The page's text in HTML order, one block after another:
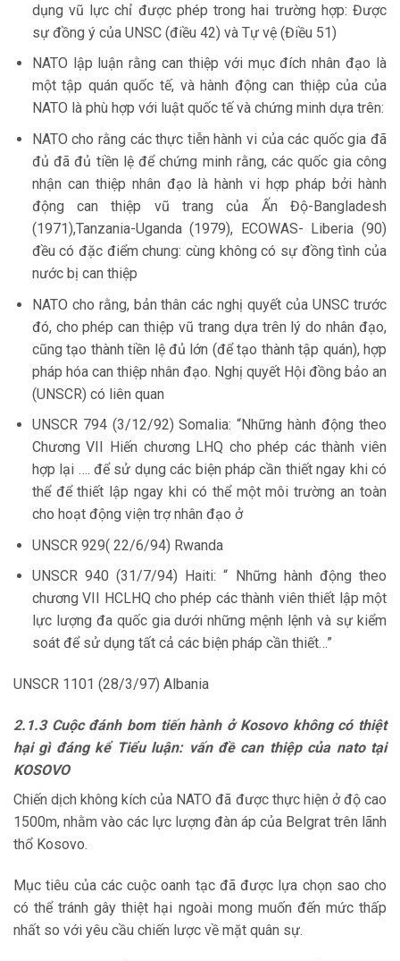
dụng vũ lực chỉ được phép trong hai trường hợp: Được
sự đồng ý của UNSC (điều 42) và Tự vệ (Điều 51)
NATO lập luận rằng can thiệp với mục đích nhân đạo là
một tập quán quốc tế, và hành động can thiệp của của
NATO là phù hợp với luật quốc tế và chứng minh dựa trên:
NATO cho rằng các thực tiễn hành vi của các quốc gia đã
đủ đã đủ tiền lệ để chứng minh rằng, các quốc gia công
nhận can thiệp nhân đạo là hành vi hợp pháp bởi hành
động can thiệp vũ trang của Ấn Độ-Bangladesh
(1971),Tanzania-Uganda (1979), ECOWAS- Liberia (90)
đều có đặc điểm chung: cùng không có sự đồng tình của
nước bị can thiệp
NATO cho rằng, bản thân các nghị quyết của UNSC trước
đó, cho phép can thiệp vũ trang dựa trên lý do nhân đạo,
cũng tạo thành tiền lệ đủ lớn (để tạo thành tập quán), hợp
pháp hóa can thiệp nhân đạo. Nghị quyết Hội đồng bảo an
(UNSCR) có liên quan
UNSCR 794 (3/12/92) Somalia: “Những hành động theo
Chương VII Hiến chương LHQ cho phép các thành viên
hợp lại …. để sử dụng các biện pháp cần thiết ngay khi có
thể để thiết lập ngay khi có thể một môi trường an toàn
cho hoạt động viện trợ nhân đạo ở
UNSCR 929( 22/6/94) Rwanda
UNSCR 940 (31/7/94) Haiti: “ Những hành động theo
chương VII HCLHQ cho phép các thành viên thiết lập một
lực lượng đa quốc gia dưới những mệnh lệnh và sự kiểm
soát để sử dụng tất cả các biện pháp cần thiết…”
UNSCR 1101 (28/3/97) Albania
2.1.3 Cuộc đánh bom tiến hành ở Kosovo không có thiệt
hại gì đáng kể Tiểu luận: vấn đề can thiệp của nato tại
KOSOVO
Chiến dịch không kích của NATO đã được thực hiện ở độ cao
1500m, nhằm vào các lực lượng đàn áp của Belgrat trên lãnh
thổ Kosovo.
Mục tiêu của các cuộc oanh tạc đã được lựa chọn sao cho
có thể tránh gây thiệt hại ngoài mong muốn đến mức thấp
nhất so với yêu cầu chiến lược về mặt quân sự.